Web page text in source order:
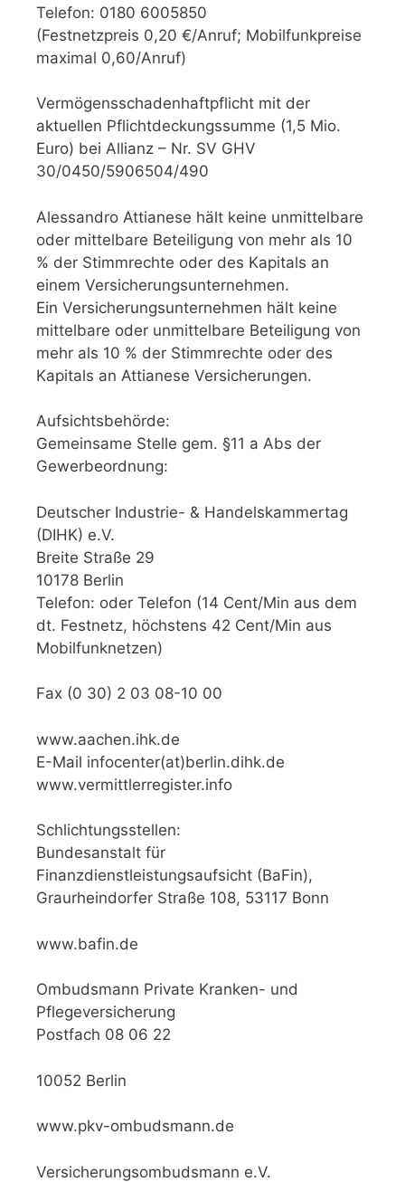
Telefon: 0180 6005850
(Festnetzpreis 0,20 €/Anruf; Mobilfunkpreise
maximal 0,60/Anruf)
Vermögensschadenhaftpflicht mit der
aktuellen Pflichtdeckungssumme (1,5 Mio.
Euro) bei Allianz – Nr. SV GHV
30/0450/5906504/490
Alessandro Attianese hält keine unmittelbare
oder mittelbare Beteiligung von mehr als 10
% der Stimmrechte oder des Kapitals an
einem Versicherungsunternehmen.
Ein Versicherungsunternehmen hält keine
mittelbare oder unmittelbare Beteiligung von
mehr als 10 % der Stimmrechte oder des
Kapitals an Attianese Versicherungen.
Aufsichtsbehörde:
Gemeinsame Stelle gem. §11 a Abs der
Gewerbeordnung:
Deutscher Industrie- & Handelskammertag
(DIHK) e.V.
Breite Straße 29
10178 Berlin
Telefon: oder Telefon (14 Cent/Min aus dem
dt. Festnetz, höchstens 42 Cent/Min aus
Mobilfunknetzen)
Fax (0 30) 2 03 08-10 00
www.aachen.ihk.de
E-Mail infocenter(at)berlin.dihk.de
www.vermittlerregister.info
Schlichtungsstellen:
Bundesanstalt für
Finanzdienstleistungsaufsicht (BaFin),
Graurheindorfer Straße 108, 53117 Bonn
www.bafin.de
Ombudsmann Private Kranken- und
Pflegeversicherung
Postfach 08 06 22
10052 Berlin
www.pkv-ombudsmann.de
Versicherungsombudsmann e.V.